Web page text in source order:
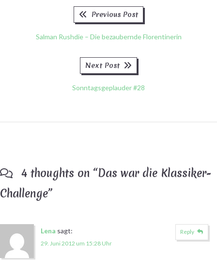
BeitragsnavigationPrevious Post
Salman Rushdie – Die bezaubernde Florentinerin
Next Post
Sonntagsgeplauder #28
4 thoughts on “Das war die Klassiker-
Challenge”
Lena sagt:
29. Juni 2012 um 15:28 Uhr
Reply